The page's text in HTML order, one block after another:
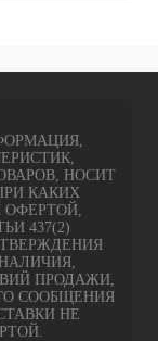
НОСИТ
КАКИХ
ОФЕРТОЙ,
437(2)
ПРОДАЖИ,
СООБЩЕНИЯ
НЕ